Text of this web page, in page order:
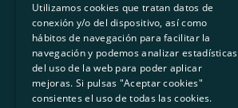
900 103 605
CATALAN
SPANISH
GL
BASQUE
Utilizamos cookies que tratan datos de
conexión y/o del dispositivo, así como
hábitos de navegación para facilitar la
navegación y podemos analizar estadísticas
del uso de la web para poder aplicar
mejoras. Si pulsas "Aceptar cookies"
consientes el uso de todas las cookies.